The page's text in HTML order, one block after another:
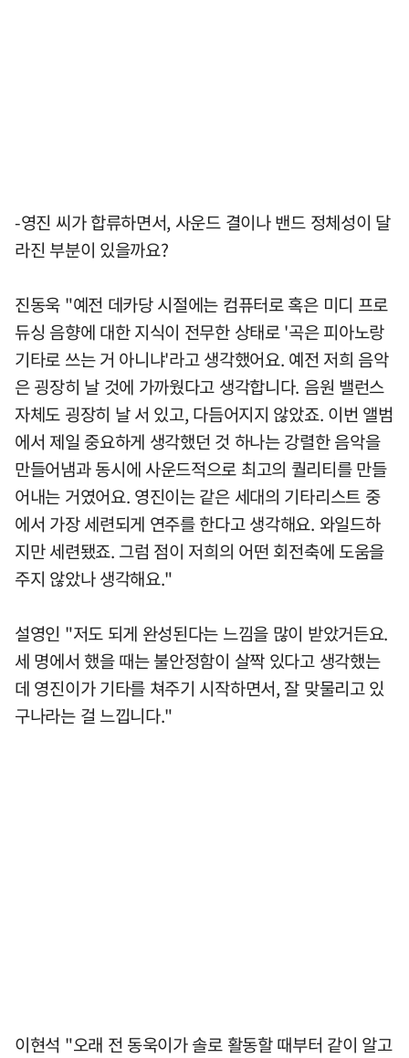
-영진 씨가 합류하면서, 사운드 결이나 밴드 정체성이 달
라진 부분이 있을까요?
진동욱 "예전 데카당 시절에는 컴퓨터로 혹은 미디 프로
듀싱 음향에 대한 지식이 전무한 상태로 '곡은 피아노랑
기타로 쓰는 거 아니냐'라고 생각했어요. 예전 저희 음악
은 굉장히 날 것에 가까웠다고 생각합니다. 음원 밸런스
자체도 굉장히 날 서 있고, 다듬어지지 않았죠. 이번 앨범
에서 제일 중요하게 생각했던 것 하나는 강렬한 음악을
만들어냄과 동시에 사운드적으로 최고의 퀄리티를 만들
어내는 거였어요. 영진이는 같은 세대의 기타리스트 중
에서 가장 세련되게 연주를 한다고 생각해요. 와일드하
지만 세련됐죠. 그럼 점이 저희의 어떤 회전축에 도움을
주지 않았나 생각해요."
설영인 "저도 되게 완성된다는 느낌을 많이 받았거든요.
세 명에서 했을 때는 불안정함이 살짝 있다고 생각했는
데 영진이가 기타를 쳐주기 시작하면서, 잘 맞물리고 있
구나라는 걸 느낍니다."
이현석 "오래 전 동욱이가 솔로 활동할 때부터 같이 알고